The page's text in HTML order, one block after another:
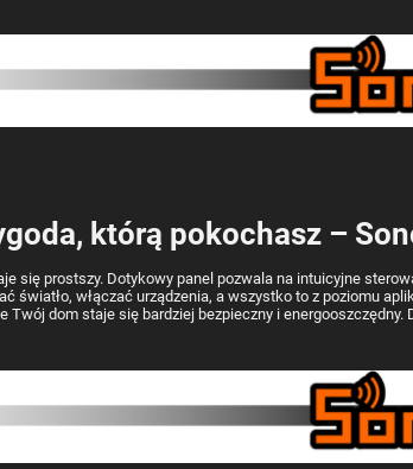
którą pokochasz –
się prostszy. Dotykowy panel pozwala na intuicyjne
światło, włączać urządzenia, a wszystko to z poziomu
Twój dom staje się bardziej bezpieczny i